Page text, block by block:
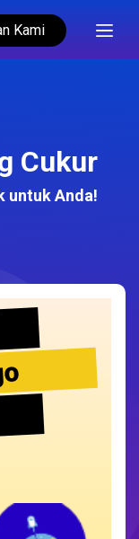
Kami
Cukur
untuk Anda!